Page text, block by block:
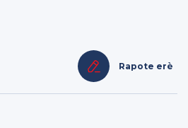
Rapote erè